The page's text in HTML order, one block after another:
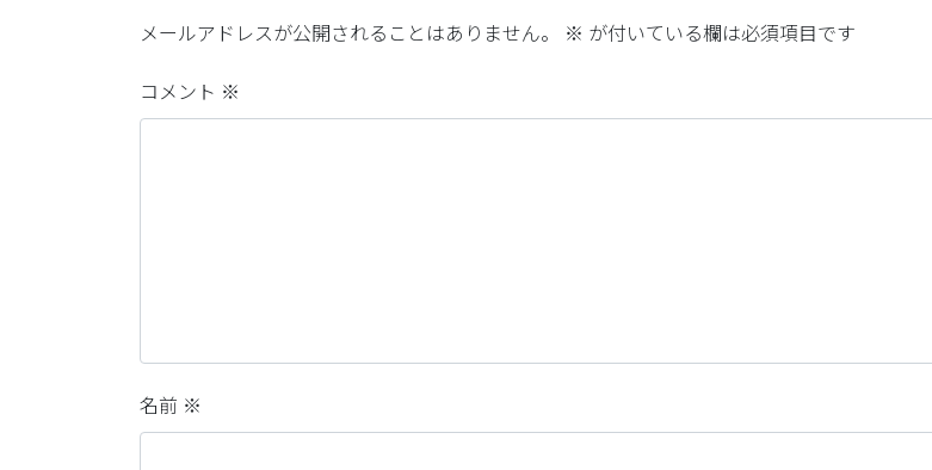
メールアドレスが公開されることはありません。 ※ が付いている欄は必須項目です
コメント ※
名前 ※